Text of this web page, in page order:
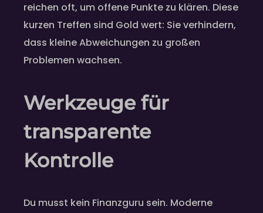
reichen oft, um offene Punkte zu klären. Diese
kurzen Treffen sind Gold wert: Sie verhindern,
dass kleine Abweichungen zu großen
Problemen wachsen.
Werkzeuge für
transparente
Kontrolle
Du musst kein Finanzguru sein. Moderne